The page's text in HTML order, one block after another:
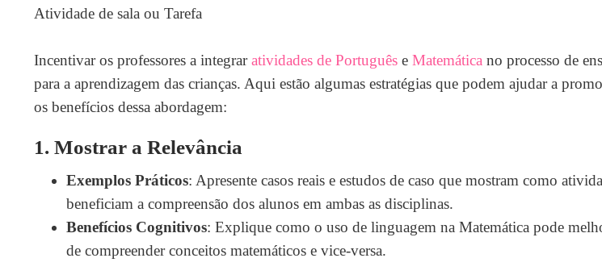
Atividade de sala ou Tarefa
Incentivar os professores a integraratividades de Português e Matemática no processo de
para a aprendizagem das crianças. Aqui estão algumas estratégias que podem ajudar a
os benefícios dessa abordagem:
1. Mostrar a Relevância
Exemplos Práticos: Apresente casos reais e estudos de caso que mostram como
beneficiam a compreensão dos alunos em ambas as disciplinas.
Benefícios Cognitivos: Explique como o uso de linguagem na Matemática pode
de compreender conceitos matemáticos e vice-versa.